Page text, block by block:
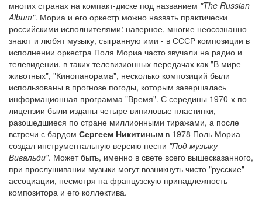
многих странах на компакт-диске под названием "The Russian
Album". Мориа и его оркестр можно назвать практически
российскими исполнителями: наверное, многие неосознанно
знают и любят музыку, сыгранную ими - в СССР композиции в
исполнении оркестра Поля Мориа часто звучали на радио и
телевидении, в таких телевизионных передачах как "В мире
животных", "Кинопанорама", несколько композиций были
использованы в прогнозе погоды, которым завершалась
информационная программа "Время". С середины 1970-х по
лицензии были изданы четыре виниловые пластинки,
разошедшиеся по стране миллионными тиражами, а после
встречи с бардом Сергеем Никитиным в 1978 Поль Мориа
создал инструментальную версию песни "Под музыку
Вивальди". Может быть, именно в свете всего вышесказанного,
при прослушивании музыки могут возникнуть чисто "русские"
ассоциации, несмотря на французскую принадлежность
композитора и его коллектива.